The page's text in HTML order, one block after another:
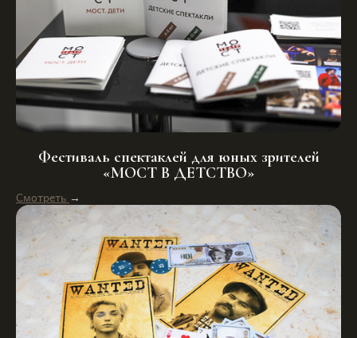
Фестиваль спектаклей для юных зрителей
«МОСТ В ДЕТСТВО»
Смотреть →